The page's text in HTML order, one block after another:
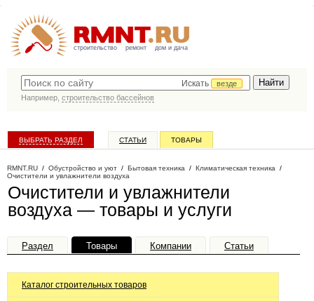
строительство ремонт дом и дача
Искать
везде
Например, строительство бассейнов
ВЫБРАТЬ РАЗДЕЛ СТАТЬИ ТОВАРЫ
RMNT.RU / Обустройство и уют / Бытовая техника / Климатическая техника /
Очистители и увлажнители воздуха
Очистители и увлажнители
воздуха — товары и услуги
Раздел Товары Компании Статьи
Каталог строительных товаров